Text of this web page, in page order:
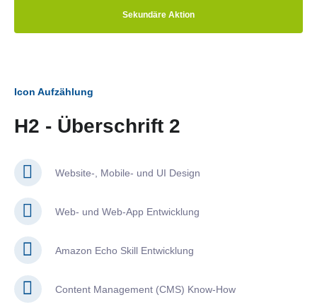
Sekundäre Aktion
Icon Aufzählung
H2 - Überschrift 2
Website-, Mobile- und UI Design
Web- und Web-App Entwicklung
Amazon Echo Skill Entwicklung
Content Management (CMS) Know-How